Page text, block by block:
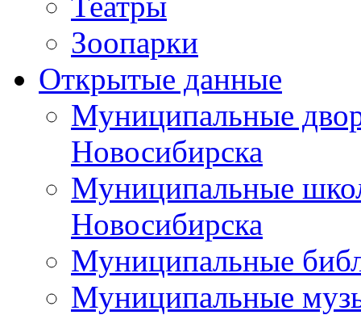
Зоопарки
Открытые данные
Муниципальные
Новосибирска
Муниципальные
Новосибирска
Муниципальные
Муниципальные